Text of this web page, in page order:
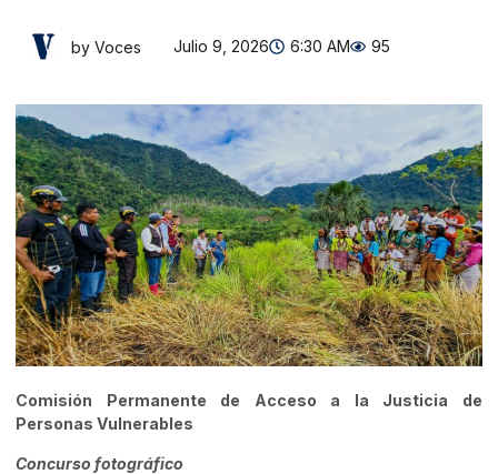
by Voces Julio 9, 2026 6:30 AM 95
Comisión Permanente de Acceso a la Justicia de
Personas Vulnerables
Concurso fotográfico